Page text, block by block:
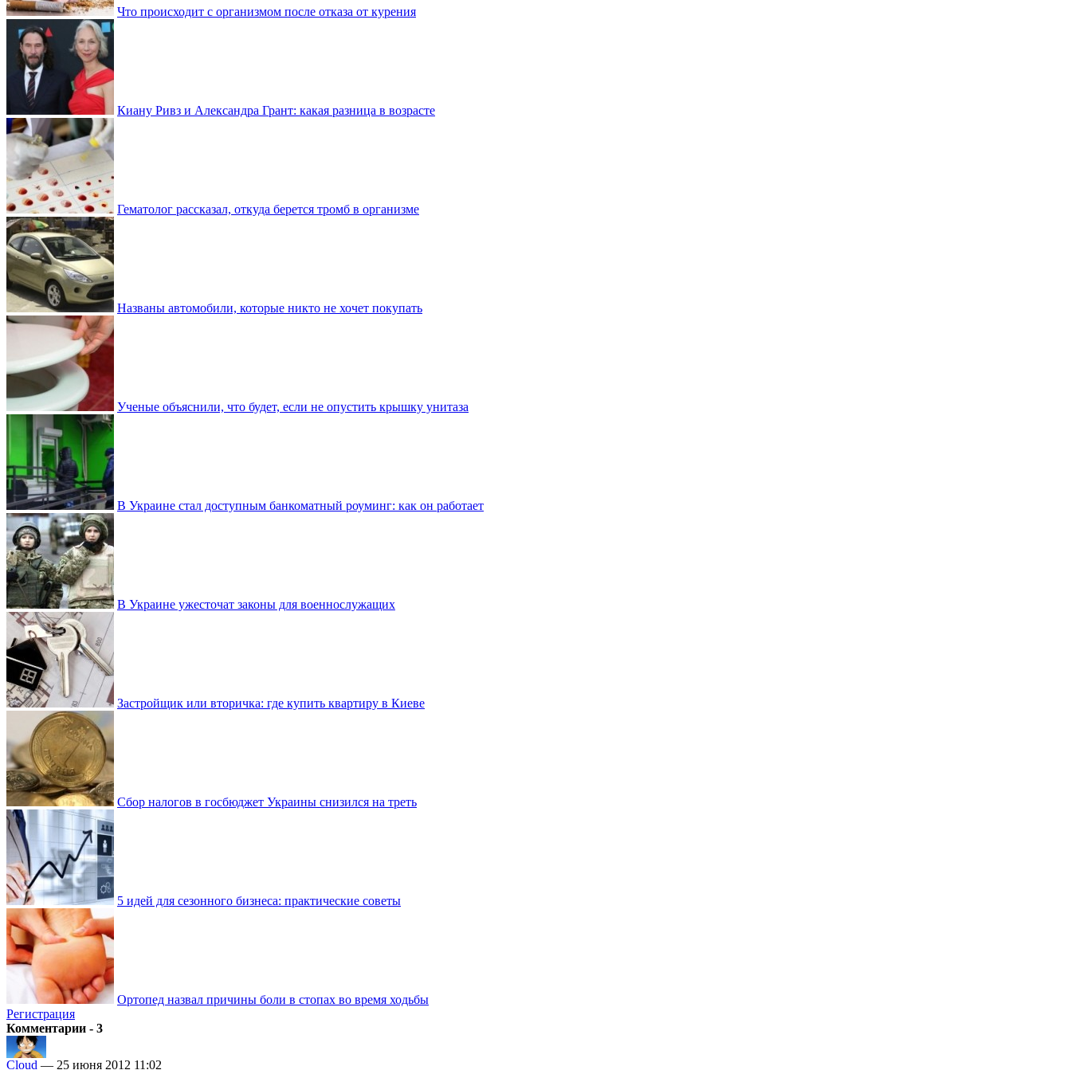
Что происходит с организмом после отказа от курения
Киану Ривз и Александра Грант: какая разница в возрасте
Гематолог рассказал, откуда берется тромб в организме
Названы автомобили, которые никто не хочет покупать
Ученые объяснили, что будет, если не опустить крышку унитаза
В Украине стал доступным банкоматный роуминг: как он работает
В Украине ужесточат законы для военнослужащих
Застройщик или вторичка: где купить квартиру в Киеве
Сбор налогов в госбюджет Украины снизился на треть
5 идей для сезонного бизнеса: практические советы
Ортопед назвал причины боли в стопах во время ходьбы
Регистрация
Комментарии - 3
Cloud — 25 июня 2012 11:02